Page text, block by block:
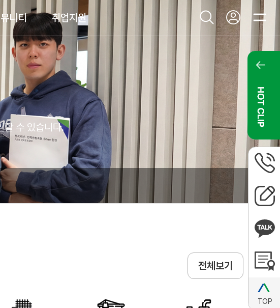
니티 취업지원
통
검
마
이
페
이
지
전
체
메
뉴
기
핫
클
립
TOP
할 수 있습니다.
전체보기